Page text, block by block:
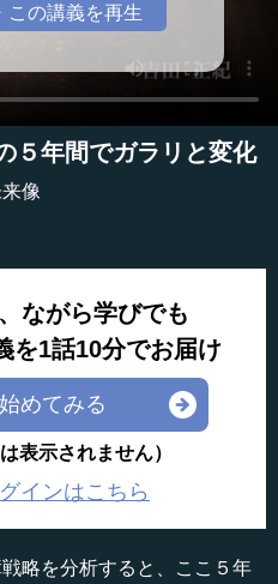
この講義を再生
５年間でガラリと変化
像
ながら学びでも
を1話10分でお届け
めてみる
表示されません）
インはこちら
略を分析すると、ここ５年